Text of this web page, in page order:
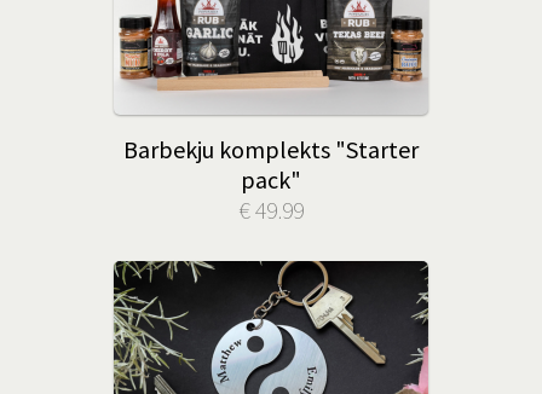
Barbekju komplekts "Starter
pack"
€ 49.99